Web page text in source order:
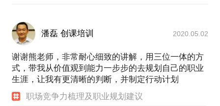
潘磊 创课培训 2020.05.02
谢谢熊老师，非常耐心细致的讲解，用三位一体的方
式，带我从价值观到能力一步步的去规划自己的职业
生涯，让我有更清晰的判断，并制定行动计划
职场竞争力梳理及职业规划建议